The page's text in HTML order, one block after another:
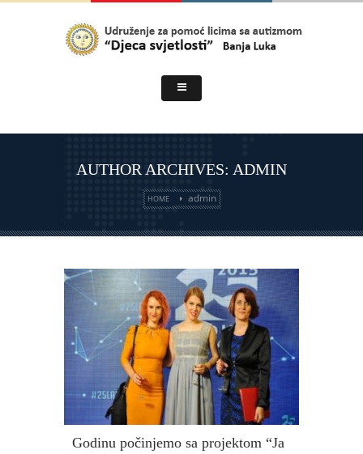
AUTHOR ARCHIVES: ADMIN
HOME admin
Godinu počinjemo sa projektom “Ja